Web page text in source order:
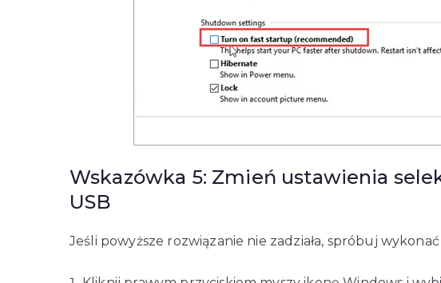
Wskazówka 5: Zmień ustawienia
USB
Jeśli powyższe rozwiązanie nie zadziała, spróbuj